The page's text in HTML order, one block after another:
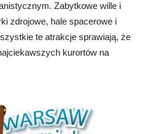
Zabytkowe wille i
zdrojowe, hale spacerowe i
te atrakcje sprawiają, że
kurortów na